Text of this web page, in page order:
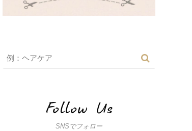
SNSでフォロー